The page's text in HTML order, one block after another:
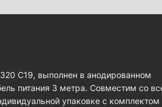
C19, выполнен в анодированном
питания 3 метра. Совместим со
упаковке с комплектом